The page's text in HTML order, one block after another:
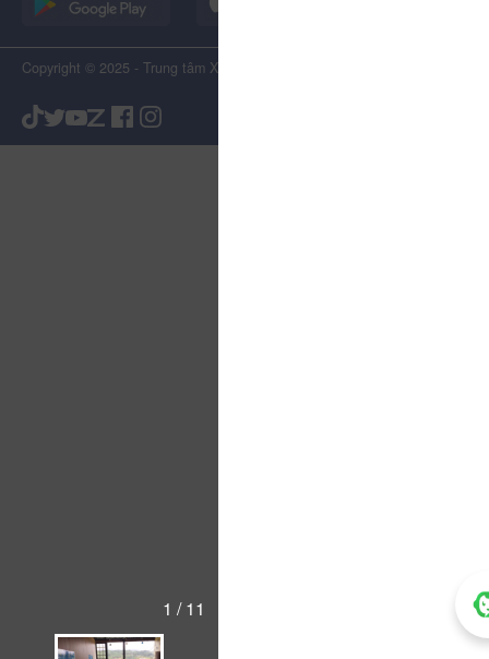
1 / 11
Copyright © 2025 - Trung tâm Xúc tiến Du lịch Tỉnh Lâm Đồng